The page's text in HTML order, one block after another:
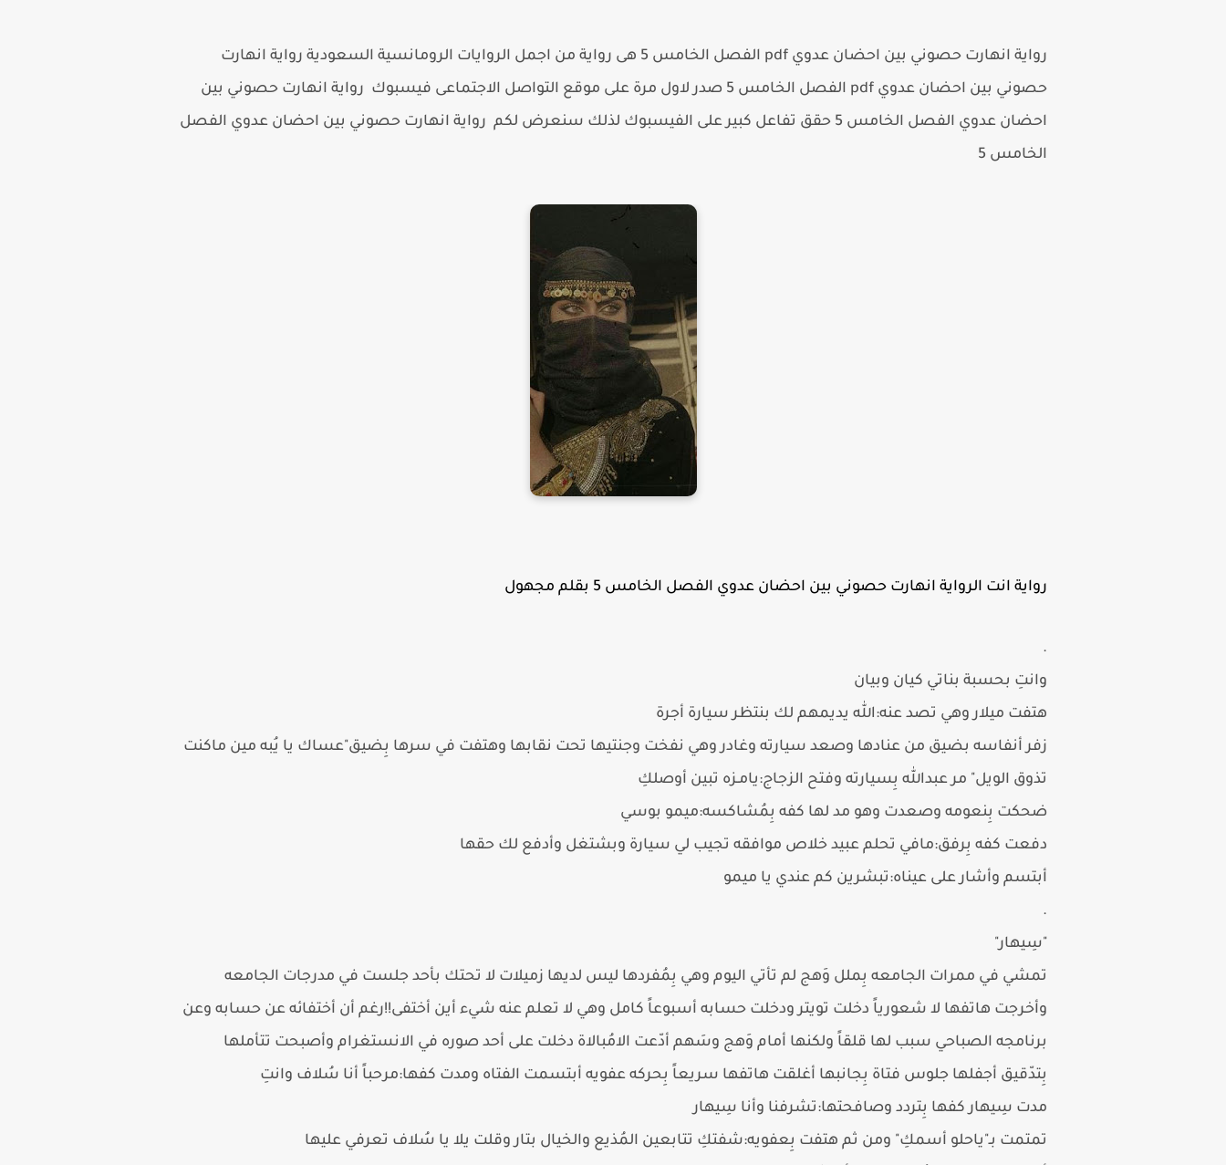
رواية انهارت حصوني بين احضان عدوي pdf الفصل الخامس 5 هى رواية من اجمل الروايات الرومانسية السعودية رواية انهارت
حصوني بين احضان عدوي pdf الفصل الخامس 5 صدر لاول مرة على موقع التواصل الاجتماعى فيسبوك رواية انهارت حصوني بين
احضان عدوي الفصل الخامس 5 حقق تفاعل كبير على الفيسبوك لذلك سنعرض لكم
رواية انهارت حصوني بين احضان عدوي الفصل
الخامس 5
رواية انت الرواية انهارت حصوني بين احضان عدوي الفصل الخامس 5 بقلم مجهول
.
وانتِ بحسبة بناتي كيان وبيان
هتفت ميلار وهي تصد عنه:الله يديمهم لك بنتظر سيارة أجرة
زفر أنفاسه بضيق من عنادها وصعد سيارته وغادر وهي نفخت وجنتيها تحت نقابها وهتفت في سرها بِضيق"عساك يا يُبه مين ماكنت
تذوق الويل" مر عبدالله بِسيارته وفتح الزجاج:يامـزه تبين أوصلكِ
ضحكت بِنعومه وصعدت وهو مد لها كفه بِمُشاكسه:ميمو بوسي
دفعت كفه بِرفق:مافي تحلم عبيد خلاص موافقه تجيب لي سيارة وبشتغل وأدفع لك حقها
أبتسم وأشار على عيناه:تبشرين كم عندي يا ميمو
.
"سِيهار"
تمشي في ممرات الجامعه بِملل وَهج لم تأتي اليوم وهي بِمُفردها ليس لديها زميلات لا تحتك بأحد جلست في مدرجات الجامعه
وأخرجت هاتفها لا شعورياً دخلت تويتر ودخلت حسابه أسبوعاً كامل وهي لا تعلم عنه شيء أين أختفى!!رغم أن أختفائه عن حسابه وعن
برنامجه الصباحي سبب لها قلقاً ولكنها أمام وَهج وسَهم أدّعت الامُبالاة دخلت على أحد صوره في الانستغرام وأصبحت تتأملها
بِتدّقيق أجفلها جلوس فتاة بِجانبها أغلقت هاتفها سريعاً بِحركه عفويه أبتسمت الفتاه ومدت كفها:مرحباً أنا سُلاف وانتِ
مدت سِيهار كفها بِتردد وصافحتها:تشرفنا وأنا سِيهار
تمتمت بـ"ياحلو أسمكِ" ومن ثم هتفت بِعفويه:شفتكِ تتابعين المُذيع والخيال بتار وقلت يلا يا سُلاف تعرفي عليها